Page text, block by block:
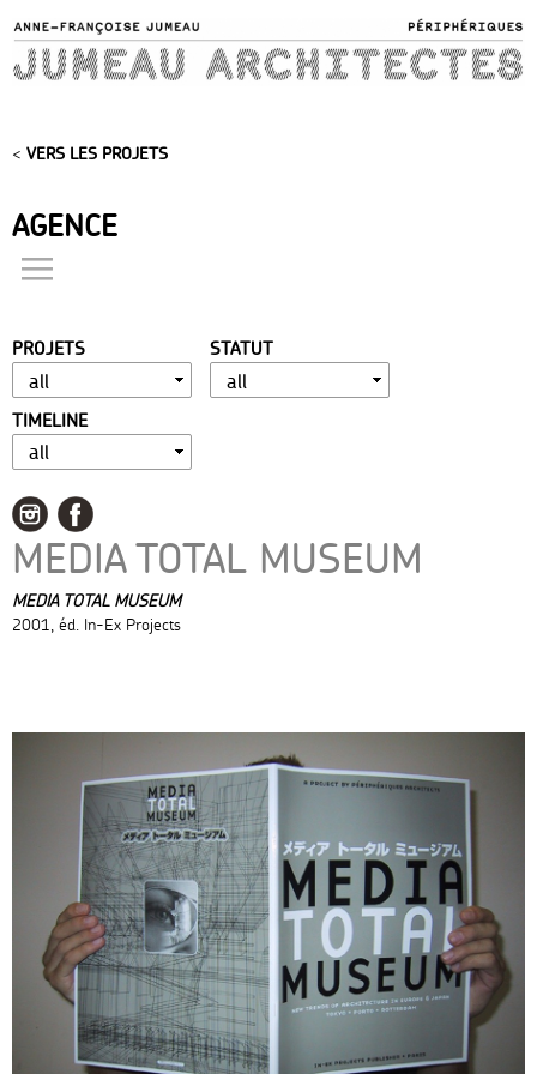
main
content
< VERS LES PROJETS
AGENCE
présentation
distinctions
publications
portfolio
contact
PROJETS STATUT
TIMELINE
MEDIA TOTAL MUSEUM
MEDIA TOTAL MUSEUM
2001, éd. In-Ex Projects